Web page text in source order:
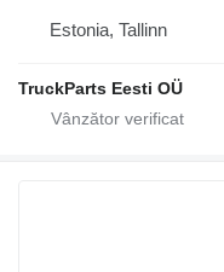
Estonia, Tallinn
TruckParts Eesti OÜ